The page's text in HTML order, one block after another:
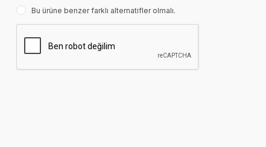
Bu ürüne benzer farklı alternatifler olmalı.